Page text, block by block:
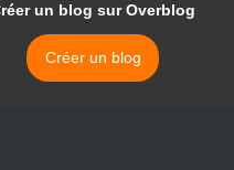
un blog sur Overblog
Créer un blog